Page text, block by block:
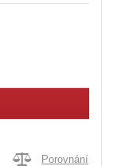
Porovnání